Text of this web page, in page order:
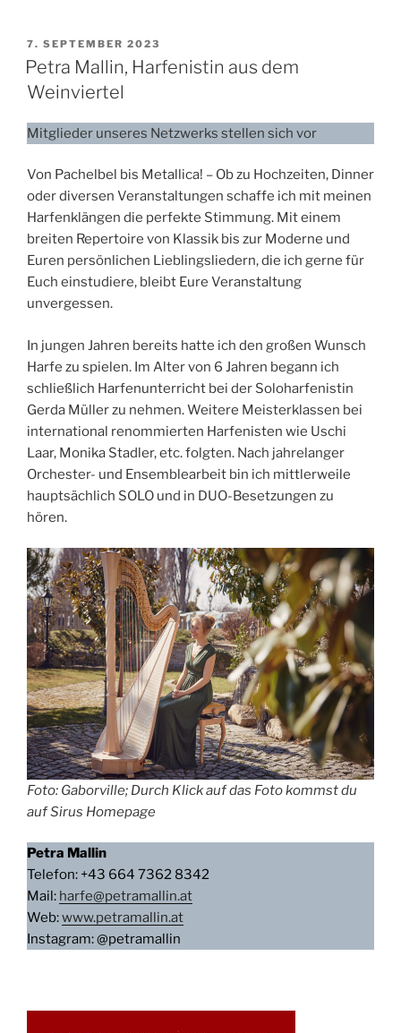
VERÖFFENTLICHT
AM
7. SEPTEMBER 2023
Petra Mallin, Harfenistin aus dem
Weinviertel
Mitglieder unseres Netzwerks stellen sich vor
Von Pachelbel bis Metallica! – Ob zu Hochzeiten, Dinner
oder diversen Veranstaltungen schaffe ich mit meinen
Harfenklängen die perfekte Stimmung. Mit einem
breiten Repertoire von Klassik bis zur Moderne und
Euren persönlichen Lieblingsliedern, die ich gerne für
Euch einstudiere, bleibt Eure Veranstaltung
unvergessen.
In jungen Jahren bereits hatte ich den großen Wunsch
Harfe zu spielen. Im Alter von 6 Jahren begann ich
schließlich Harfenunterricht bei der Soloharfenistin
Gerda Müller zu nehmen. Weitere Meisterklassen bei
international renommierten Harfenisten wie Uschi
Laar, Monika Stadler, etc. folgten. Nach jahrelanger
Orchester- und Ensemblearbeit bin ich mittlerweile
hauptsächlich SOLO und in DUO-Besetzungen zu
hören.
Foto: Gaborville; Durch Klick auf das Foto kommst du
auf Sirus Homepage
Petra Mallin
Telefon: +43 664 7362 8342
Mail: harfe@petramallin.at
Web:www.petramallin.at
Instagram: @petramallin